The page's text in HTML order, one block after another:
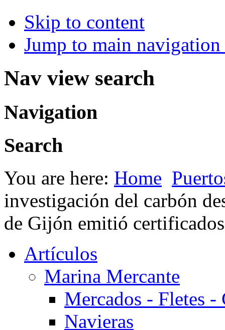
Skip to content
Jump to main
Nav view search
Navigation
Search
You are here: Home
investigación del carbón
de Gijón emitió
Artículos
Marina Mercante
Mercados - Fletes -
Navieras